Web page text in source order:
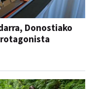
Donostiako